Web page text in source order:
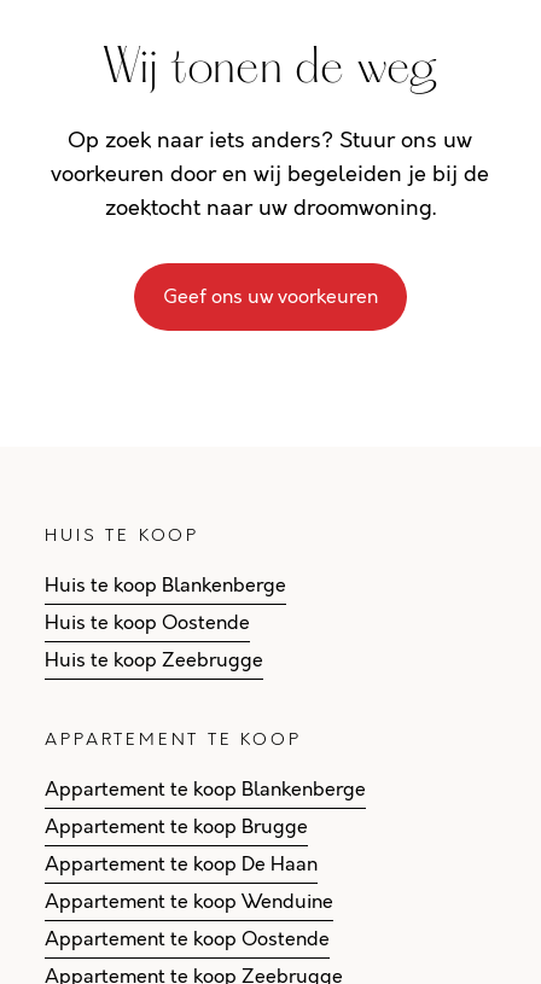
Wij tonen de weg
Op zoek naar iets anders? Stuur ons uw
voorkeuren door en wij begeleiden je bij de
zoektocht naar uw droomwoning.
Geef ons uw voorkeuren
HUIS TE KOOP
Huis te koop Blankenberge
Huis te koop Oostende
Huis te koop Zeebrugge
APPARTEMENT TE KOOP
Appartement te koop Blankenberge
Appartement te koop Brugge
Appartement te koop De Haan
Appartement te koop Wenduine
Appartement te koop Oostende
Appartement te koop Zeebrugge